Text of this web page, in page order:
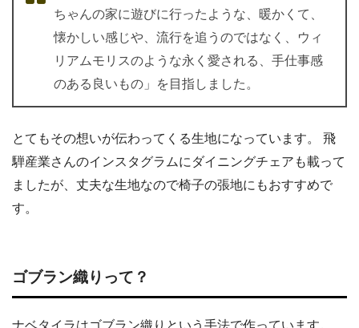
ちゃんの家に遊びに行ったような、暖かくて、
懐かしい感じや、流行を追うのではなく、ウィ
リアムモリスのような永く愛される、手仕事感
のある良いもの」を目指しました。
とてもその想いが伝わってくる生地になっています。 飛
騨産業さんのインスタグラムにダイニングチェアも載って
ましたが、丈夫な生地なので椅子の張地にもおすすめで
す。
ゴブラン織りって？